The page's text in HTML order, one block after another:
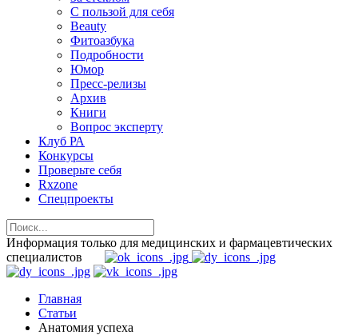
С пользой для себя
Beauty
Фитоазбука
Подробности
Юмор
Пресс-релизы
Архив
Книги
Вопрос эксперту
Клуб РА
Конкурсы
Проверьте себя
Rxzone
Спецпроекты
Информация только для медицинских и фармацевтических
специалистов
Главная
Статьи
Анатомия успеха